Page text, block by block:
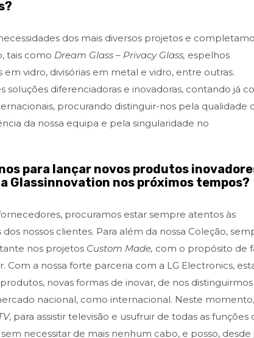
dos mais diversos projetos e
tais como Dream Glass – Privacy Glass, espelhos
vidro, divisórias em metal e vidro, entre outras.
soluções diferenciadoras e inovadoras, contando já
procurando distinguir-nos pela qualidade
da nossa equipa e pela singularidade no
para lançar novos produtos
Glassinnovation nos próximos tempos?
procuramos estar sempre atentos às
nossos clientes. Para além da nossa Coleção,
nos projetos Custom Made, com o propósito de
Com a nossa forte parceria com a LG Electronics,
novas formas de inovar, de nos
nacional, como internacional. Neste
, para assistir televisão e usufruir de todas as funções
necessitar de mais nenhum cabo, e posso, desde